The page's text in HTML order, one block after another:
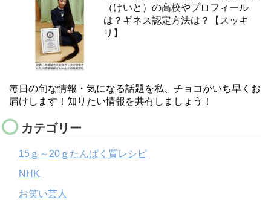
（けいと）の高校やプロフィール
は？ギネス認定方法は？【スッキ
リ】
毎日の旬な情報・気になる話題を私、チョコがいち早くお
届けします！知りたい情報を共有しましょう！
カテゴリー
15ｇ～20ｇたんぱく質レシピ
NHK
お笑い芸人